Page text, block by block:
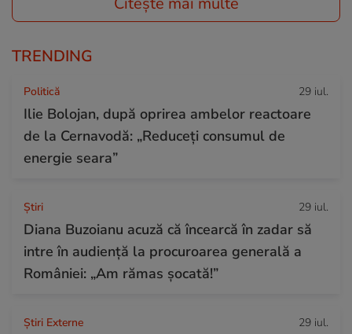
TRENDING
Politică 29 iul.
Ilie Bolojan, după oprirea ambelor reactoare
de la Cernavodă: „Reduceți consumul de
energie seara”
Ştiri 29 iul.
Diana Buzoianu acuză că încearcă în zadar să
intre în audiență la procuroarea generală a
României: „Am rămas șocată!”
Știri Externe 29 iul.